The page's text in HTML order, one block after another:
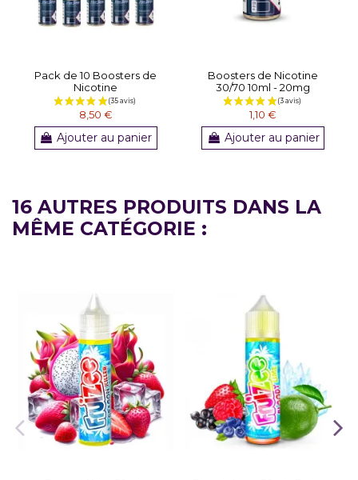
Pack de 10 Boosters de
Nicotine
8,50 €
Ajouter au panier
Boosters de Nicotine
30/70 10ml - 20mg
1,10 €
Ajouter au panier
16 AUTRES PRODUITS DANS LA
MÊME CATÉGORIE :